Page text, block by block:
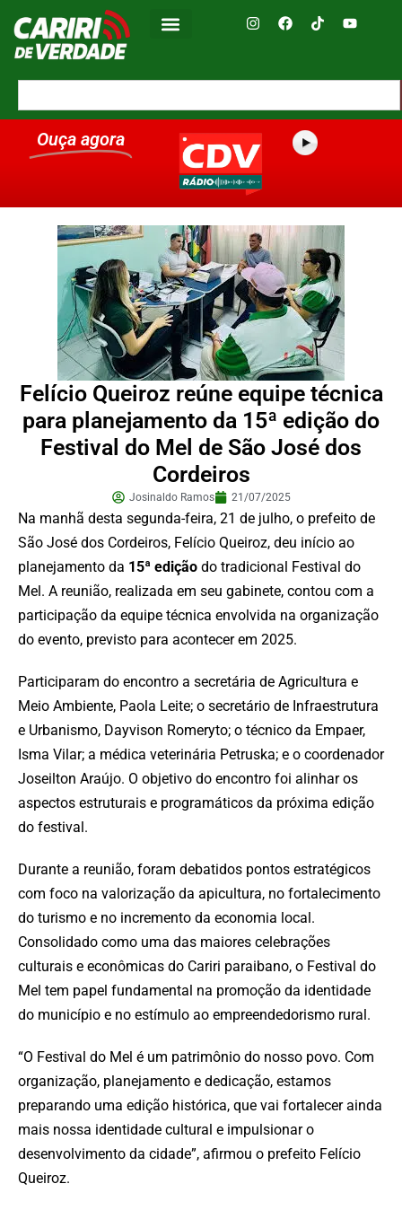
Ouça agora
Felício Queiroz reúne equipe técnica
para planejamento da 15ª edição do
Festival do Mel de São José dos
Cordeiros
Josinaldo Ramos 21/07/2025
Na manhã desta segunda-feira, 21 de julho, o prefeito de
São José dos Cordeiros, Felício Queiroz, deu início ao
planejamento da 15ª edição do tradicional Festival do
Mel. A reunião, realizada em seu gabinete, contou com a
participação da equipe técnica envolvida na organização
do evento, previsto para acontecer em 2025.
Participaram do encontro a secretária de Agricultura e
Meio Ambiente, Paola Leite; o secretário de Infraestrutura
e Urbanismo, Dayvison Romeryto; o técnico da Empaer,
Isma Vilar; a médica veterinária Petruska; e o coordenador
Joseilton Araújo. O objetivo do encontro foi alinhar os
aspectos estruturais e programáticos da próxima edição
do festival.
Durante a reunião, foram debatidos pontos estratégicos
com foco na valorização da apicultura, no fortalecimento
do turismo e no incremento da economia local.
Consolidado como uma das maiores celebrações
culturais e econômicas do Cariri paraibano, o Festival do
Mel tem papel fundamental na promoção da identidade
do município e no estímulo ao empreendedorismo rural.
“O Festival do Mel é um patrimônio do nosso povo. Com
organização, planejamento e dedicação, estamos
preparando uma edição histórica, que vai fortalecer ainda
mais nossa identidade cultural e impulsionar o
desenvolvimento da cidade”, afirmou o prefeito Felício
Queiroz.